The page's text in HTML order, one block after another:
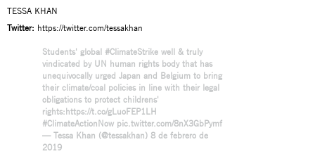
TESSA KHAN
Twitter: https://twitter.com/tessakhan
Students' global #ClimateStrike well & truly
vindicated by UN human rights body that has
unequivocally urged Japan and Belgium to bring
their climate/coal policies in line with their legal
obligations to protect childrens'
rights:https://t.co/gLuoFEP1LH
#ClimateActionNow pic.twitter.com/8nX3GbPymf
— Tessa Khan (@tessakhan) 8 de febrero de
2019